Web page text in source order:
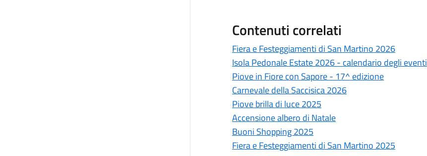
Contenuti correlati
Fiera e Festeggiamenti di San Martino 2026
Isola Pedonale Estate 2026 - calendario degli eventi
Piove in Fiore con Sapore - 17^ edizione
Carnevale della Saccisica 2026
Piove brilla di luce 2025
Accensione albero di Natale
Buoni Shopping 2025
Fiera e Festeggiamenti di San Martino 2025